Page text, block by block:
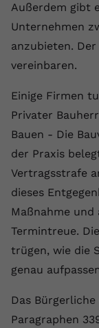
Außerdem gibt
Unternehmen
anzubieten.
vereinbaren.
Einige Firmen
Privater
Bauen - Die
der Praxis
Vertragsstrafe
dieses
Maßnahme
Termintreue.
trügen, wie die
genau
Das
Paragraphen
Anbieter
Zweck
Name
Anbieter
Laufzeit